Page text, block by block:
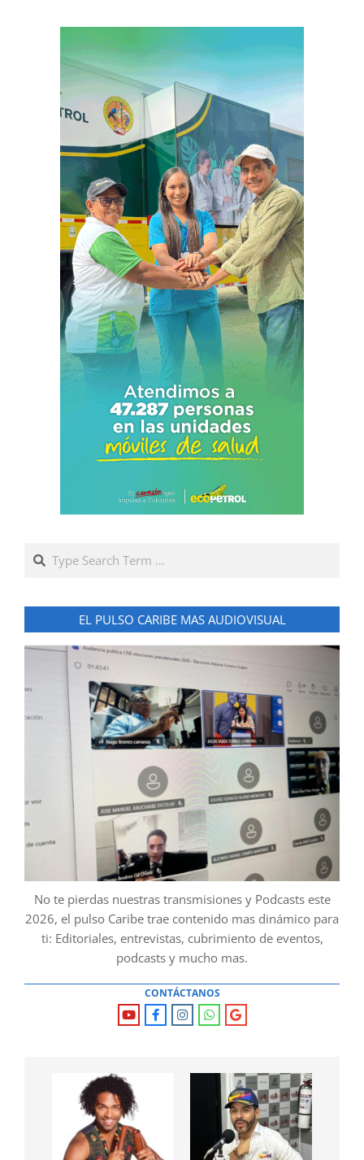
Search
EL PULSO CARIBE MAS AUDIOVISUAL
No te pierdas nuestras transmisiones y Podcasts este
2026, el pulso Caribe trae contenido mas dinámico para
ti: Editoriales, entrevistas, cubrimiento de eventos,
podcasts y mucho mas.
CONTÁCTANOS